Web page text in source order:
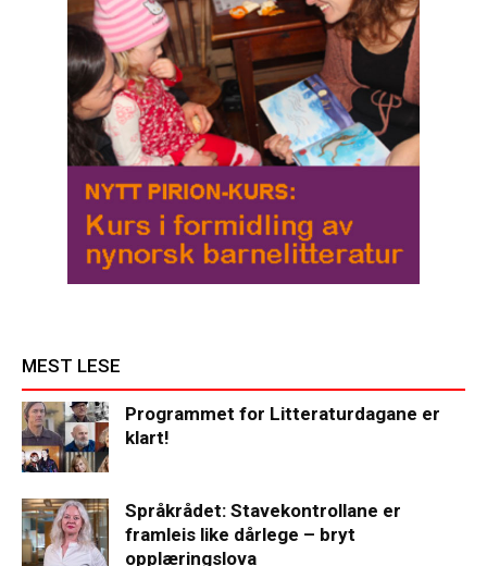
MEST LESE
Programmet for Litteraturdagane er
klart!
Språkrådet: Stavekontrollane er
framleis like dårlege – bryt
opplæringslova